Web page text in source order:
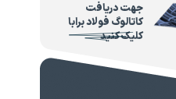
جهت دریافت
کاتالوگ فولاد برابا
کلیک کنید